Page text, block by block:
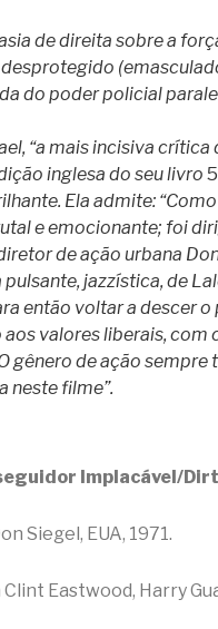
de direita sobre a
do poder policial
“a mais incisiva
inglesa do seu livro
Ela admite:
e emocionante; foi
de ação urbana
pulsante, jazzística, de
então voltar a descer
valores liberais, com
gênero de ação
neste filme”.
Implacável/
Siegel, EUA, 1971.
Clint Eastwood, Harry